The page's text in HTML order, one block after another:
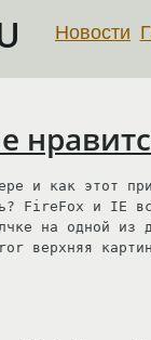
Новости
и как этот
FireFox и IE
на одной из
верхняя